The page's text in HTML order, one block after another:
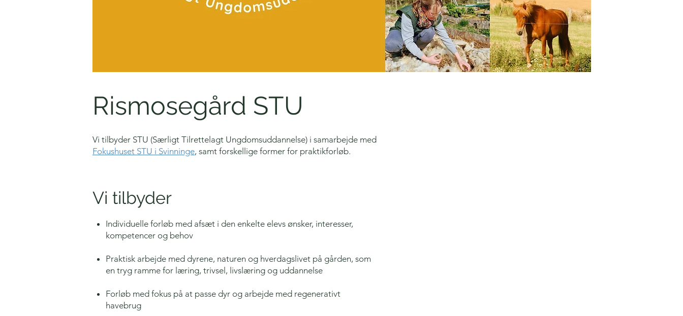
Rismosegård STU
Vi tilbyder STU (Særligt Tilrettelagt Ungdomsuddannelse) i samarbejde med
Fokushuset STU i Svinninge, samt forskellige former for praktikforløb.
Vi tilbyder
Individuelle forløb med afsæt i den enkelte elevs ønsker, interesser,
kompetencer og behov
Praktisk arbejde med dyrene, naturen og hverdagslivet på gården, som
en tryg ramme for læring, trivsel, livslæring og uddannelse
Forløb med fokus på at passe dyr og arbejde med regenerativt
havebrug